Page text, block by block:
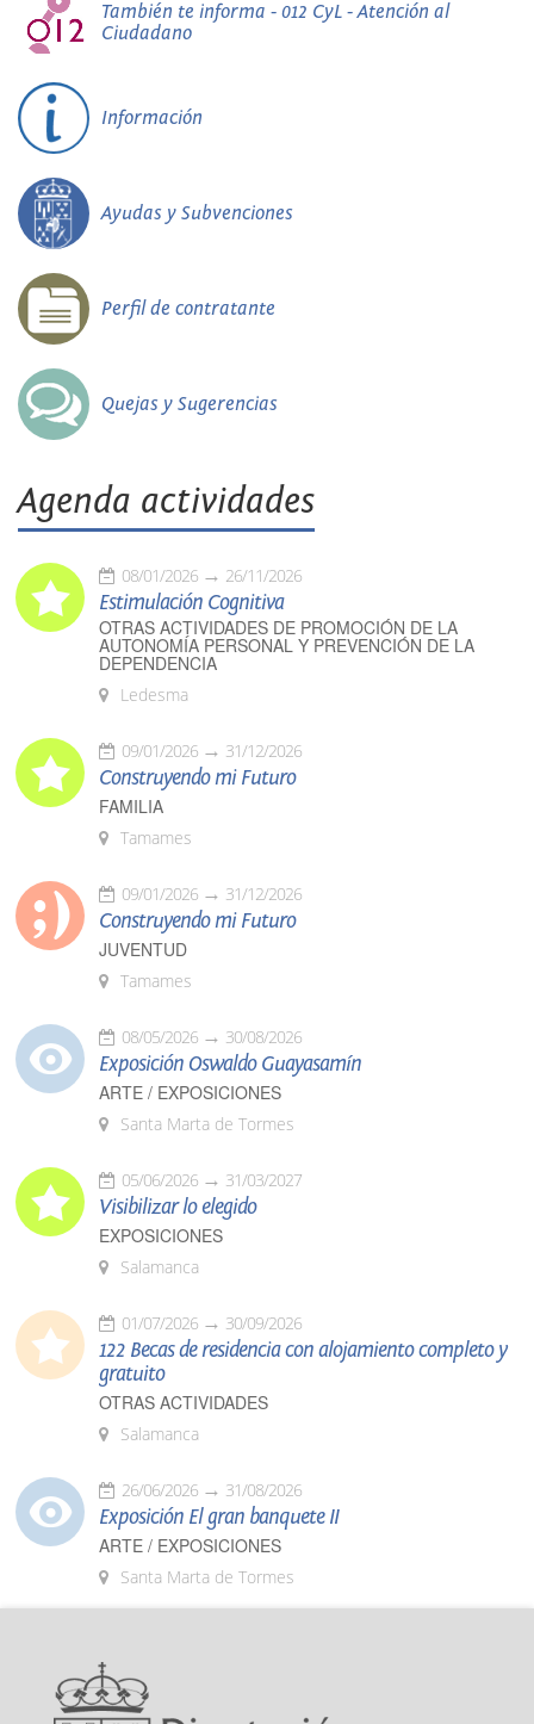
También te informa - 012 CyL - Atención al
Ciudadano
Información
Ayudas y Subvenciones
Perfil de contratante
Quejas y Sugerencias
Agenda actividades
08/01/2026 26/11/2026
Estimulación Cognitiva
OTRAS ACTIVIDADES DE PROMOCIÓN DE LA
AUTONOMÍA PERSONAL Y PREVENCIÓN DE LA
DEPENDENCIA
Ledesma
09/01/2026 31/12/2026
Construyendo mi Futuro
FAMILIA
Tamames
09/01/2026 31/12/2026
Construyendo mi Futuro
JUVENTUD
Tamames
08/05/2026 30/08/2026
Exposición Oswaldo Guayasamín
ARTE / EXPOSICIONES
Santa Marta de Tormes
05/06/2026 31/03/2027
Visibilizar lo elegido
EXPOSICIONES
Salamanca
01/07/2026 30/09/2026
122 Becas de residencia con alojamiento completo y
gratuito
OTRAS ACTIVIDADES
Salamanca
26/06/2026 31/08/2026
Exposición El gran banquete II
ARTE / EXPOSICIONES
Santa Marta de Tormes